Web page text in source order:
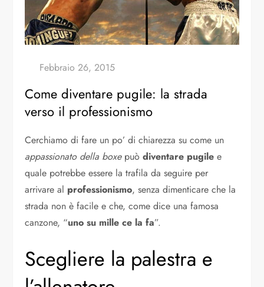
Come diventare pugile: la strada
verso il professionismo
Cerchiamo di fare un po’ di chiarezza su come un
appassionato della boxepuòdiventare pugile e
quale potrebbe essere la trafila da seguire per
arrivare al professionismo, senza dimenticare che la
strada non è facile e che, come dice una famosa
canzone, “uno su mille ce la fa”.
Scegliere la palestra e